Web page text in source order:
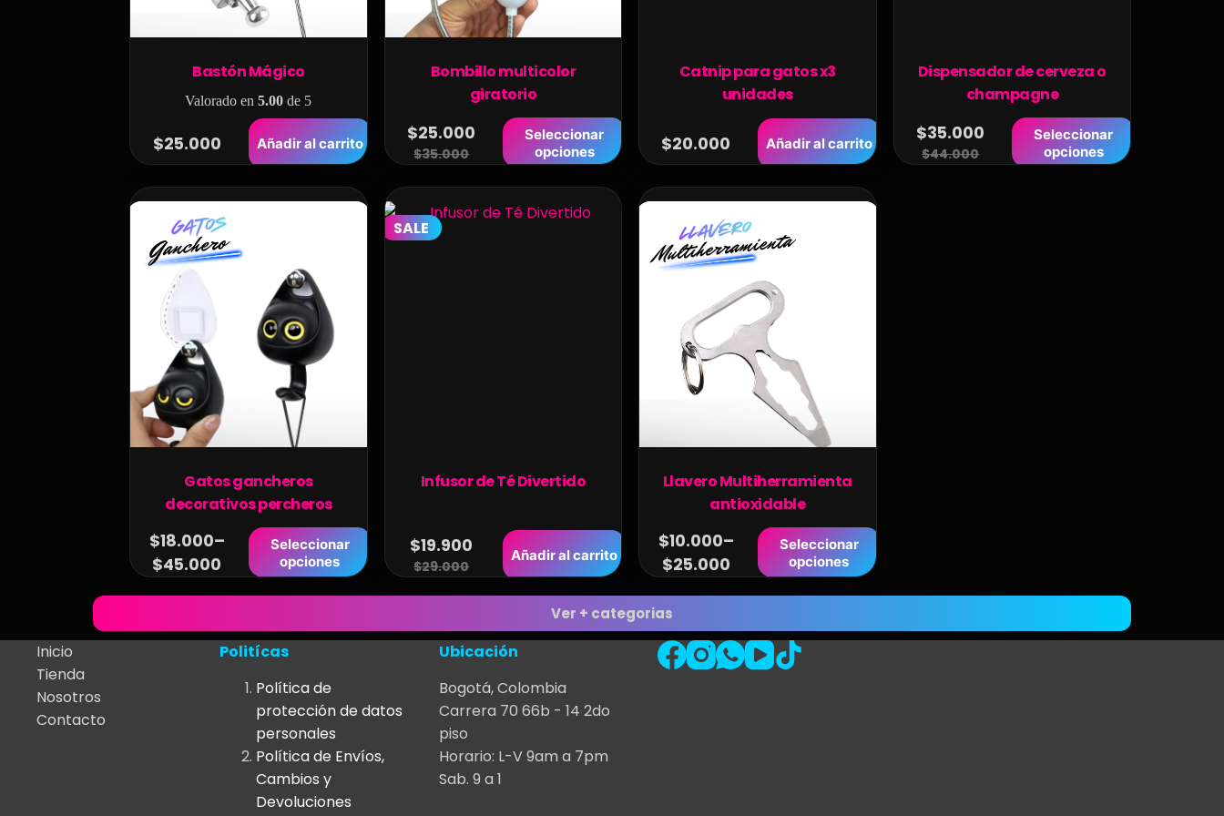
Bastón Mágico
Valorado en5.00 de 5
$25.000 Añadir al carrito
Bombillo multicolor
giratorio
$35.000
$25.000
Seleccionar
opciones
Catnip para gatos x3
unidades
$20.000 Añadir al carrito
Dispensador de cerveza o
champagne
$44.000
$35.000
Seleccionar
opciones
Gatos gancheros
decorativos percheros
$18.000–
$45.000
Seleccionar
opciones
SALE
Infusor de Té Divertido
$29.000
$19.900 Añadir al carrito
Llavero Multiherramienta
antioxidable
$10.000–
$25.000
Seleccionar
opciones
Ver + categorias
Inicio
Tienda
Nosotros
Contacto
Politícas
Política de
protección de datos
personales
Política de Envíos,
Cambios y
Devoluciones
Ubicación
Bogotá, Colombia
Carrera 70 66b - 14 2do
piso
Horario: L-V 9am a 7pm
Sab. 9 a 1